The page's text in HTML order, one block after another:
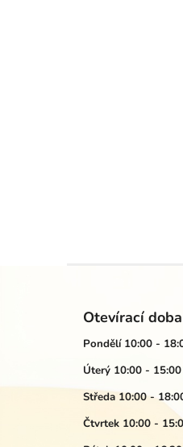
Otevírací
Pondělí 10:00 -
Úterý 10:00 - 15:00
Středa 10:00 -
Čtvrtek 10:00 -